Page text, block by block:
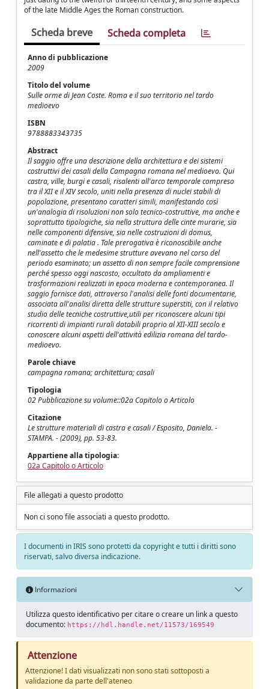
of the late Middle Ages the Roman construction.
Scheda breve Scheda completa
Anno di pubblicazione
2009
Titolo del volume
Sulle orme di Jean Coste. Roma e il suo territorio nel tardo
medioevo
ISBN
9788883343735
Abstract
Il saggio offre una descrizione della architettura e dei sistemi
costruttivi dei casali della Campagna romana nel medioevo. Qui
castra, ville, burgi e casali, risalenti all'arco temporale compreso
tra il XII e il XIV secolo, uniti nella presenza di nuclei stabili di
popolazione, presentano caratteri simili, manifestando così
un'analogia di risoluzioni non solo tecnico-costruttive, ma anche e
soprattutto tipologiche, sia nella struttura delle cinte murarie, sia
nelle componenti difensive, sia nelle costruzioni di domus,
caminate e di palatia . Tale prerogativa è riconoscibile anche
nell'assetto che le medesime strutture avevano nel corso del
periodo esaminato; un assetto di non sempre facile comprensione
perché spesso oggi nascosto, occultato da ampliamenti e
trasformazioni realizzati in epoca moderna e contemporanea. Il
saggio fornisce dati, attraverso l'analisi delle fonti documentarie,
associata all'analisi diretta delle strutture superstiti, con il relativo
studio delle tecniche costruttive,utili per riconoscere alcuni tipi
ricorrenti di impianti rurali databili proprio al XII-XIII secolo e
conoscere alcuni aspetti dell'attività edilizia romana del tardo-
medioevo.
Parole chiave
campagna romana; architettura; casali
Tipologia
02 Pubblicazione su volume::02a Capitolo o Articolo
Citazione
Le strutture materiali di castra e casali / Esposito, Daniela. -
STAMPA. - (2009), pp. 53-83.
Appartiene alla tipologia:
02a Capitolo o Articolo
File allegati a questo prodotto
Non ci sono file associati a questo prodotto.
I documenti in IRIS sono protetti da copyright e tutti i diritti sono
riservati, salvo diversa indicazione.
Informazioni
Utilizza questo identificativo per citare o creare un link a questo
documento: https://hdl.handle.net/11573/169549
Attenzione
Attenzione! I dati visualizzati non sono stati sottoposti a
validazione da parte dell'ateneo